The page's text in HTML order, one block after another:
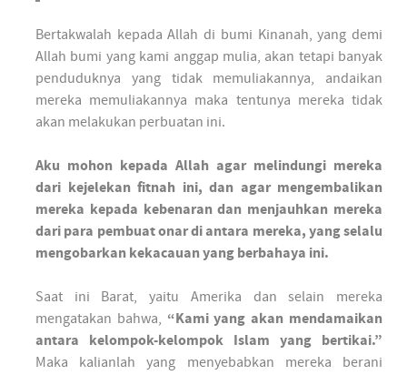
Bertakwalah kepada Allah di bumi Kinanah, yang demi
Allah bumi yang kami anggap mulia, akan tetapi banyak
penduduknya yang tidak memuliakannya, andaikan
mereka memuliakannya maka tentunya mereka tidak
akan melakukan perbuatan ini.
Aku mohon kepada Allah agar melindungi mereka
dari kejelekan fitnah ini, dan agar mengembalikan
mereka kepada kebenaran dan menjauhkan mereka
dari para pembuat onar di antara mereka, yang selalu
mengobarkan kekacauan yang berbahaya ini.
Saat ini Barat, yaitu Amerika dan selain mereka
mengatakan bahwa, “Kami yang akan mendamaikan
antara kelompok-kelompok Islam yang bertikai.”
Maka kalianlah yang menyebabkan mereka berani